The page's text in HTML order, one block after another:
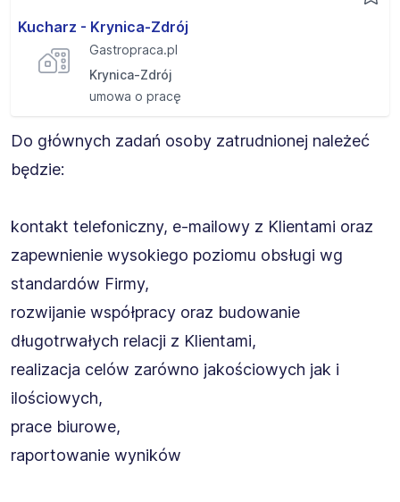
Kucharz - Krynica-Zdrój
Gastropraca.pl
Krynica-Zdrój
umowa o pracę
Do głównych zadań osoby zatrudnionej należeć
będzie:
kontakt telefoniczny, e-mailowy z Klientami oraz
zapewnienie wysokiego poziomu obsługi wg
standardów Firmy,
rozwijanie współpracy oraz budowanie
długotrwałych relacji z Klientami,
realizacja celów zarówno jakościowych jak i
ilościowych,
prace biurowe,
raportowanie wyników